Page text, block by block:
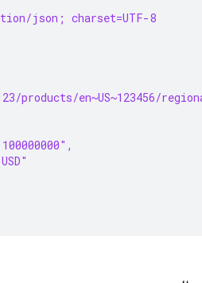
json; charset=UTF-8
products/en~US~123456/